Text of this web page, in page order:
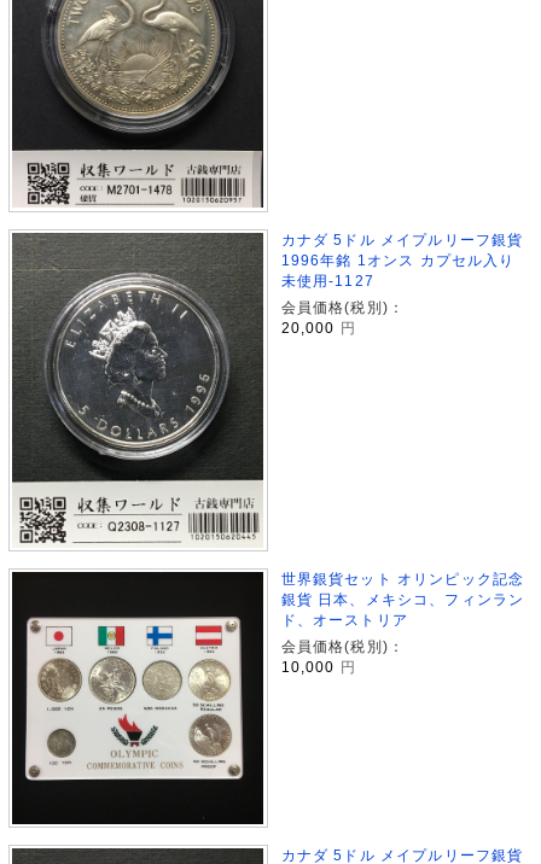
カナダ 5ドル メイプルリーフ銀貨
1996年銘 1オンス カプセル入り
未使用-1127
会員価格(税別)：
20,000 円
世界銀貨セット オリンピック記念
銀貨 日本、メキシコ、フィンラン
ド、オーストリア
会員価格(税別)：
10,000 円
カナダ 5ドル メイプルリーフ銀貨